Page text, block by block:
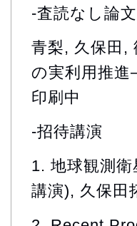
-査読なし論文
青梨, 久保田,
の実利用推
印刷中
-招待講演
1. 地球観測
講演), 久保田